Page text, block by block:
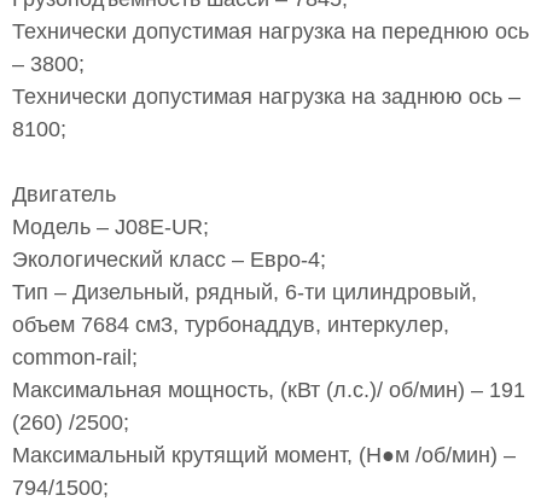
Технически допустимая нагрузка на переднюю ось
– 3800;
Технически допустимая нагрузка на заднюю ось –
8100;
Двигатель
Модель – J08E-UR;
Экологический класс – Евро-4;
Тип – Дизельный, рядный, 6-ти цилиндровый,
объем 7684 см3, турбонаддув, интеркулер,
common-rail;
Максимальная мощность, (кВт (л.с.)/ об/мин) – 191
(260) /2500;
Максимальный крутящий момент, (Н●м /об/мин) –
794/1500;